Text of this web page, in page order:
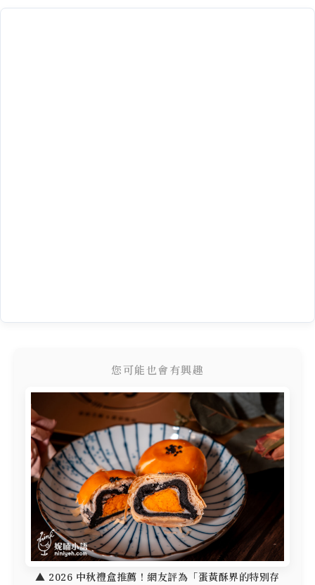
您可能也會有興趣
▲ 2026 中秋禮盒推薦！網友評為「蛋黃酥界的特別存